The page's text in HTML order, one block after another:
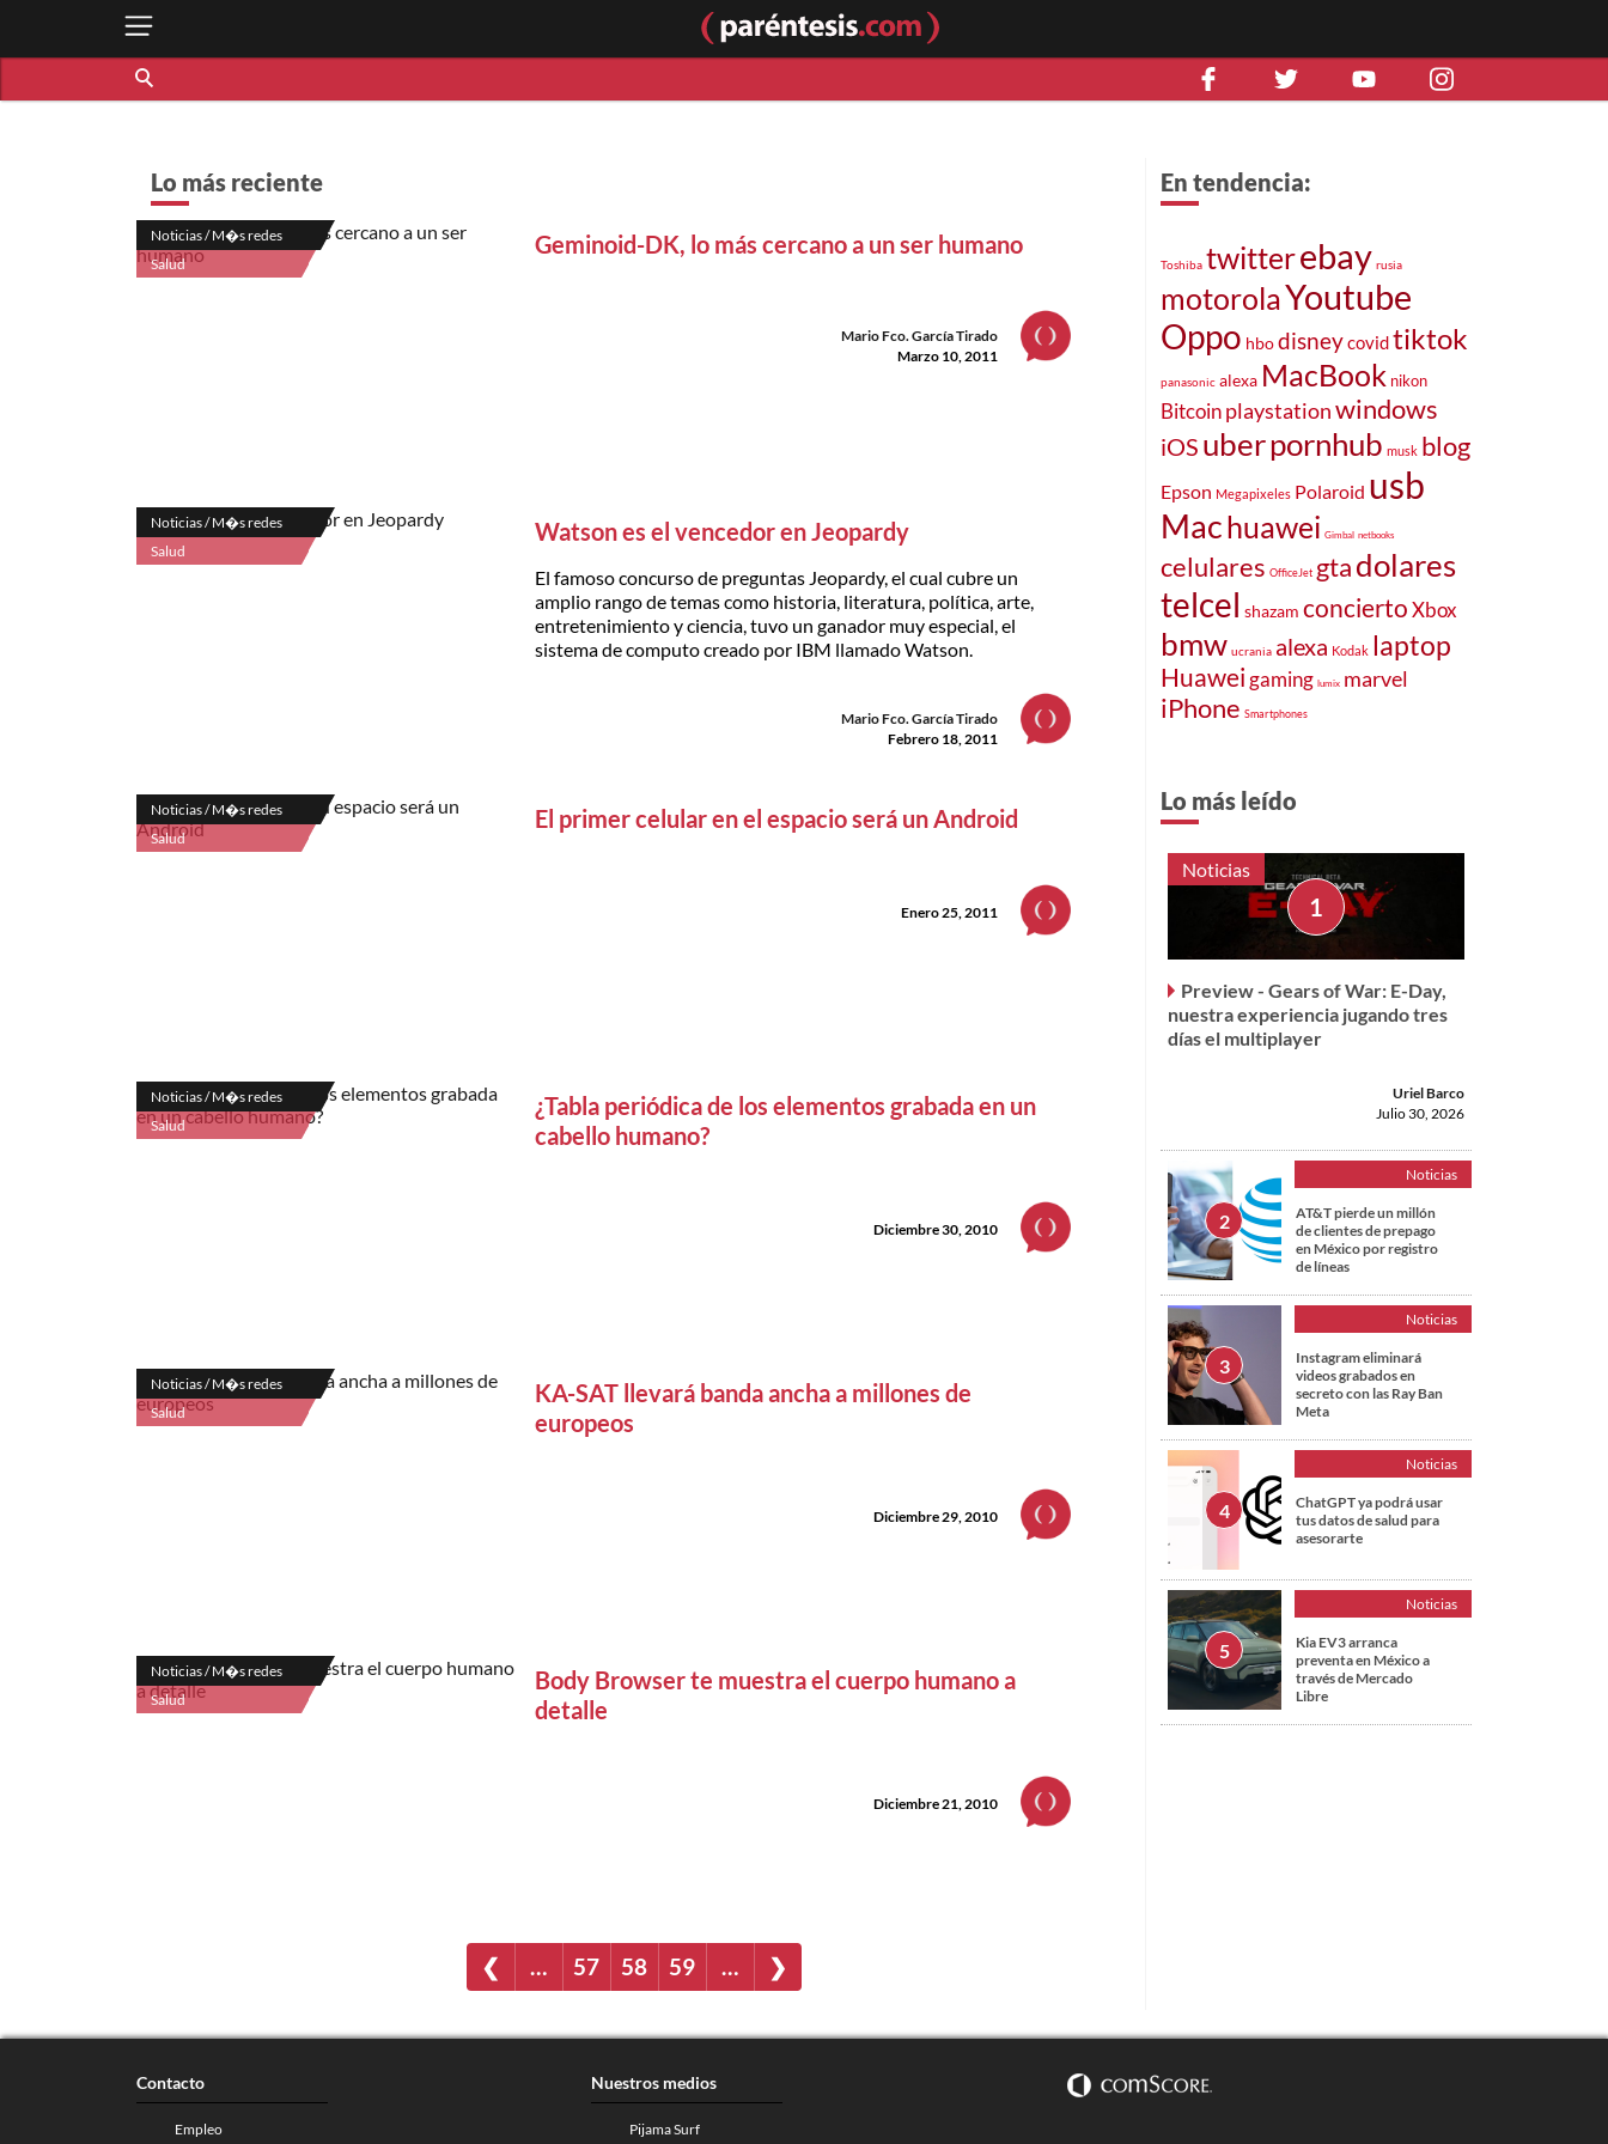
Lo más reciente
Noticias / M�s redes
Salud
Geminoid-DK, lo más cercano a un ser humano
Mario Fco. García Tirado
Marzo 10, 2011
Noticias / M�s redes
Salud
Watson es el vencedor en Jeopardy
El famoso concurso de preguntas Jeopardy, el cual cubre un
amplio rango de temas como historia, literatura, política, arte,
entretenimiento y ciencia, tuvo un ganador muy especial, el
sistema de computo creado por IBM llamado Watson.
Mario Fco. García Tirado
Febrero 18, 2011
Noticias / M�s redes
Salud
El primer celular en el espacio será un Android
Enero 25, 2011
Noticias / M�s redes
Salud
¿Tabla periódica de los elementos grabada en un
cabello humano?
Diciembre 30, 2010
Noticias / M�s redes
Salud
KA-SAT llevará banda ancha a millones de
europeos
Diciembre 29, 2010
Noticias / M�s redes
Salud
Body Browser te muestra el cuerpo humano a
detalle
Diciembre 21, 2010
❮ … 57 58 59 … ❯
En tendencia:
Toshiba twitterebay rusia
motorolaYoutube
Oppo hbodisneycovidtiktok
panasonic alexa MacBook nikon
Bitcoinplaystationwindows
iOS uberpornhub musk blog
Epson Megapixeles Polaroid usb
Machuawei Gimbal netbooks
celulares OfficeJet gtadolares
telcel shazam conciertoXbox
bmw ucrania alexa Kodak laptop
Huawei gaming lumix marvel
iPhone Smartphones
Lo más leído
Noticias
Preview - Gears of War: E-Day,
nuestra experiencia jugando tres
días el multiplayer
Uriel Barco
Julio 30, 2026
Noticias
AT&T pierde un millón
de clientes de prepago
en México por registro
de líneas
Noticias
Instagram eliminará
videos grabados en
secreto con las Ray Ban
Meta
Noticias
ChatGPT ya podrá usar
tus datos de salud para
asesorarte
Noticias
Kia EV3 arranca
preventa en México a
través de Mercado
Libre
Contacto
Empleo
Nuestros medios
Pijama Surf